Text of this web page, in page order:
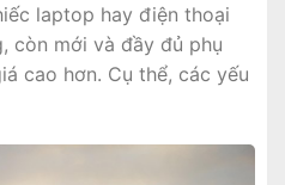
laptop hay điện thoại
còn mới và đầy đủ phụ
cao hơn. Cụ thể, các yếu